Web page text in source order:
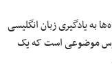
به یادگیری زبان انگلیسی
موضوعی است که یک